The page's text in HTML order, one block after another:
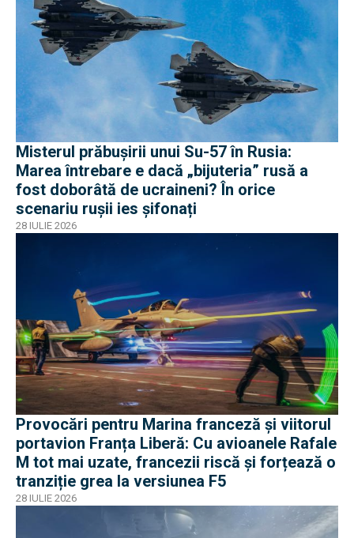
Misterul prăbușirii unui Su-57 în Rusia:
Marea întrebare e dacă „bijuteria” rusă a
fost doborâtă de ucraineni? În orice
scenariu rușii ies șifonați
28 IULIE 2026
Provocări pentru Marina franceză și viitorul
portavion Franța Liberă: Cu avioanele Rafale
M tot mai uzate, francezii riscă și forțează o
tranziție grea la versiunea F5
28 IULIE 2026